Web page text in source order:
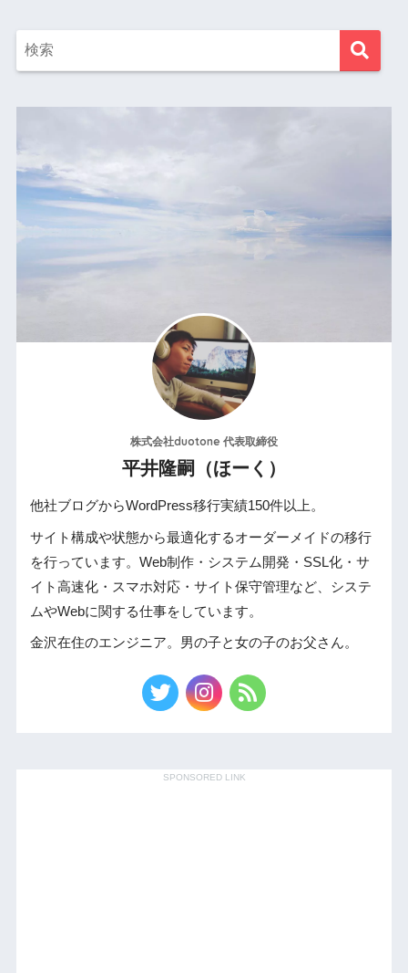
株式会社duotone 代表取締役
平井隆嗣（ほーく）
他社ブログからWordPress移行実績150件以上。
サイト構成や状態から最適化するオーダーメイドの移行
を行っています。Web制作・システム開発・SSL化・サ
イト高速化・スマホ対応・サイト保守管理など、システ
ムやWebに関する仕事をしています。
金沢在住のエンジニア。男の子と女の子のお父さん。
SPONSORED LINK